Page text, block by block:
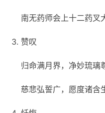
南无药师会上十二药叉
赞叹
归命满月界，净妙琉璃
慈悲弘誓广，愿度诸含